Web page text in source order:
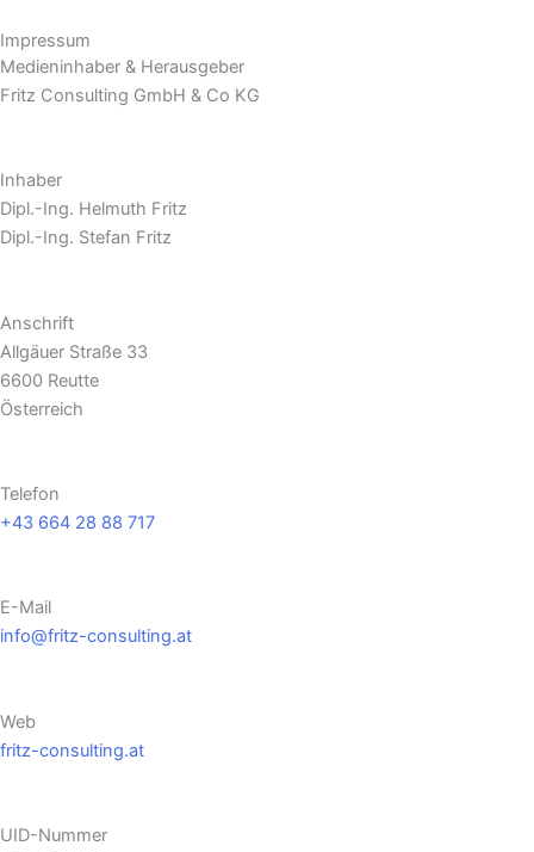
Inhalt
springen
Impressum
Medieninhaber & Herausgeber
Fritz Consulting GmbH & Co KG
Inhaber
Dipl.-Ing. Helmuth Fritz
Dipl.-Ing. Stefan Fritz
Anschrift
Allgäuer Straße 33
6600 Reutte
Österreich
Telefon
+43 664 28 88 717
E-Mail
info@fritz-consulting.at
Web
fritz-consulting.at
UID-Nummer